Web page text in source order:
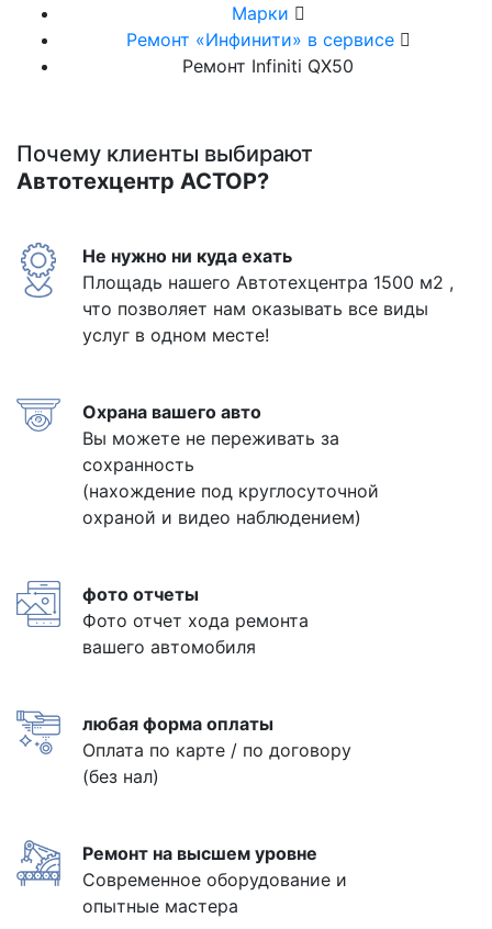
Марки
Ремонт «Инфинити» в сервисе
Ремонт Infiniti QX50
Почему клиенты выбирают
Автотехцентр АСТОР?
Не нужно ни куда ехать
Площадь нашего Автотехцентра 1500 м2 ,
что позволяет нам оказывать все виды
услуг в одном месте!
Охрана вашего авто
Вы можете не переживать за
сохранность
(нахождение под круглосуточной
охраной и видео наблюдением)
фото отчеты
Фото отчет хода ремонта
вашего автомобиля
любая форма оплаты
Оплата по карте / по договору
(без нал)
Ремонт на высшем уровне
Современное оборудование и
опытные мастера